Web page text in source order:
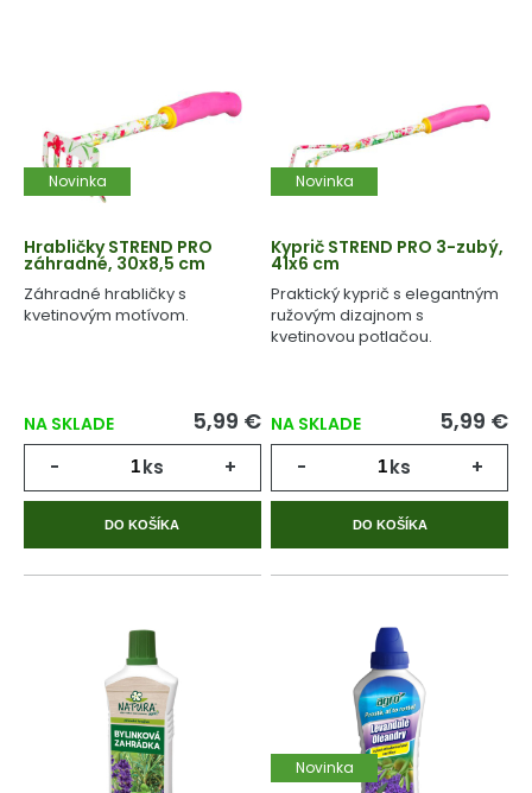
Novinka
Hrabličky STREND PRO
záhradné, 30x8,5 cm
Záhradné hrabličky s
kvetinovým motívom.
NA SKLADE 5,99 €
- ks +
DO KOŠÍKA
Novinka
Kyprič STREND PRO 3-zubý,
41x6 cm
Praktický kyprič s elegantným
ružovým dizajnom s
kvetinovou potlačou.
NA SKLADE 5,99 €
- ks +
DO KOŠÍKA
Novinka